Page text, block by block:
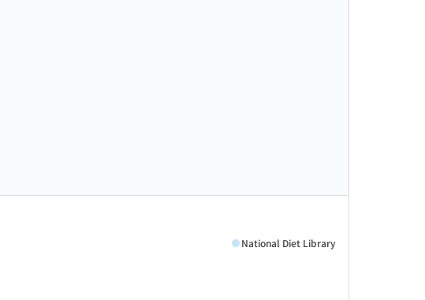
National Diet Library